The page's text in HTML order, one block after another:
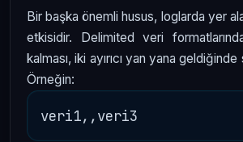
Bir başka önemli husus, loglarda yer
etkisidir. Delimited veri
kalması, iki ayırıcı yan yana
Örneğin: